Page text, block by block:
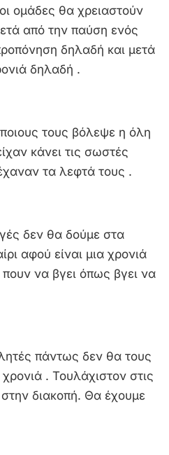
οι ομάδες θα χρειαστούν
από την παύση ενός
δηλαδή και μετά
δηλαδή .
τους βόλεψε η όλη
κάνει τις σωστές
τα λεφτά τους .
δεν θα δούμε στα
αφού είναι μια χρονιά
πουν να βγει όπως βγει να
πάντως δεν θα τους
. Τουλάχιστον στις
διακοπή. Θα έχουμε